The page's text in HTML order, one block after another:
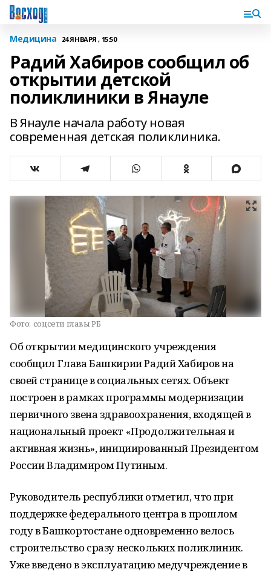
Медицина 24 ЯНВАРЯ , 15:50
Радий Хабиров сообщил об
открытии детской
поликлиники в Янауле
В Янауле начала работу новая
современная детская поликлиника.
Фото: соцсети главы РБ
Об открытии медицинского учреждения
сообщил Глава Башкирии Радий Хабиров на
своей странице в социальных сетях. Объект
построен в рамках программы модернизации
первичного звена здравоохранения, входящей в
национальный проект «Продолжительная и
активная жизнь», инициированный Президентом
России Владимиром Путиным.
Руководитель республики отметил, что при
поддержке федерального центра в прошлом
году в Башкортостане одновременно велось
строительство сразу нескольких поликлиник.
Уже введено в эксплуатацию медучреждение в